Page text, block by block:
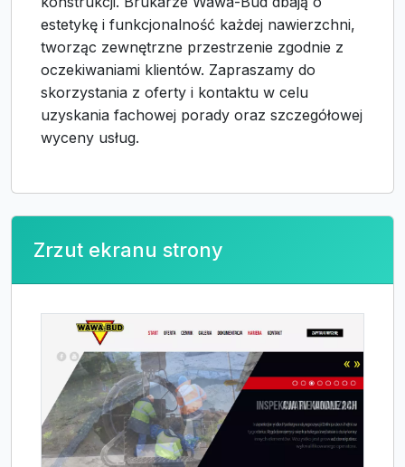
estetykę i funkcjonalność każdej nawierzchni,
tworząc zewnętrzne przestrzenie zgodnie z
oczekiwaniami klientów. Zapraszamy do
skorzystania z oferty i kontaktu w celu
uzyskania fachowej porady oraz szczegółowej
wyceny usług.
Zrzut ekranu strony